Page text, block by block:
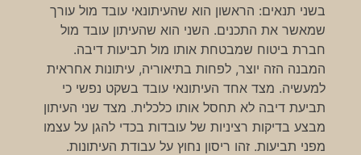
בשני תנאים: הראשון הוא שהעיתונאי עובד מול עורך
שמאשר את התכנים. השני הוא שהעיתון עובד מול
חברת ביטוח שמבטחת אותו מול תביעות דיבה.
המבנה הזה יוצר, לפחות בתיאוריה, עיתונות אחראית
למעשיה. מצד אחד העיתונאי עובד בשקט נפשי כי
תביעת דיבה לא תחסל אותו כלכלית. מצד שני העיתון
מבצע בדיקות רציניות של עובדות בכדי להגן על עצמו
מפני תביעות. זהו ריסון נחוץ על עבודת העיתונות.